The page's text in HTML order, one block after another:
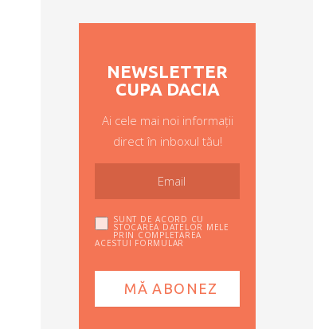
NEWSLETTER
CUPA DACIA
Ai cele mai noi informații
direct în inboxul tău!
SUNT DE ACORD CU
STOCAREA DATELOR MELE
PRIN COMPLETAREA
ACESTUI FORMULAR